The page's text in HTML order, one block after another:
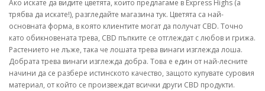
Ако искате да видите цветята, които предлагаме в Express Highs (а
трябва да искате!), разгледайте магазина тук. Цветята са най-
основната форма, в която клиентите могат да получат CBD. Точно
като обикновената трева, CBD пъпките се отглеждат с любов и грижа.
Растението не лъже, така че лошата трева винаги изглежда лоша.
Добрата трева винаги изглежда добра. Това е един от най-лесните
начини да се разбере истинското качество, защото купувате суровия
материал, от който се произвеждат всички други CBD продукти.